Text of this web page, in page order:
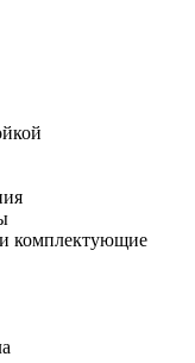
комплектующие